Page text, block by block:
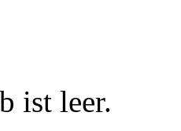
ist leer.